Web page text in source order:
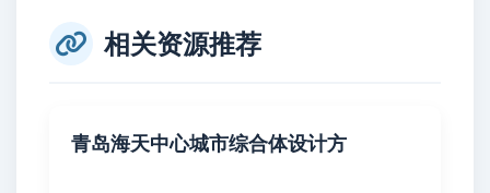
相关资源推荐
青岛海天中心城市综合体设计方